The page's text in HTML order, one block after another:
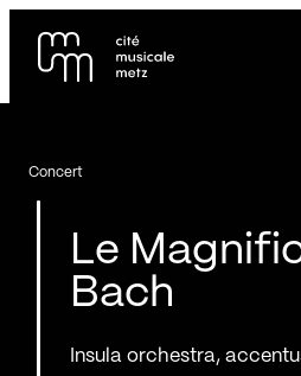
Se rendre au
Contenu principal
Le
Bach
Insula orchestra,
Concert